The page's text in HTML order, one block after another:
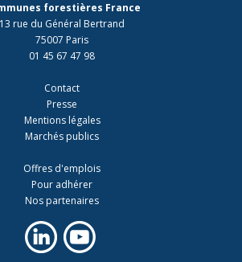
forestières France
13 rue du Général Bertrand
75007 Paris
01 45 67 47 98
Contact
Presse
Mentions légales
Marchés publics
Offres d'emplois
Pour adhérer
Nos partenaires